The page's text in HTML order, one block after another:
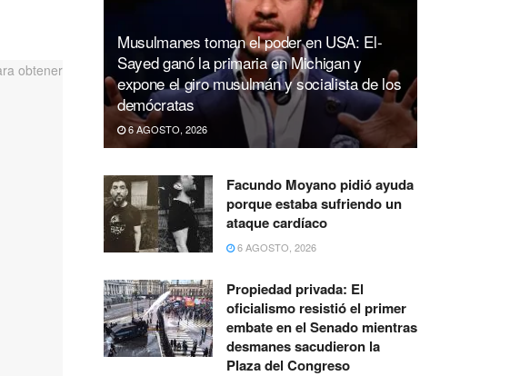
Musulmanes toman el poder en USA: El-
Sayed ganó la primaria en Michigan y
expone el giro musulmán y socialista de los
demócratas
6 AGOSTO, 2026
Facundo Moyano pidió ayuda
porque estaba sufriendo un
ataque cardíaco
6 AGOSTO, 2026
Propiedad privada: El
oficialismo resistió el primer
embate en el Senado mientras
desmanes sacudieron la
Plaza del Congreso